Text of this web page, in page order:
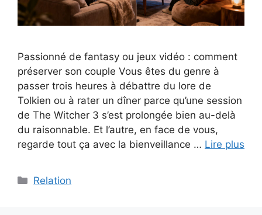
Passionné de fantasy ou jeux vidéo : comment
préserver son couple Vous êtes du genre à
passer trois heures à débattre du lore de
Tolkien ou à rater un dîner parce qu’une session
de The Witcher 3 s’est prolongée bien au-delà
du raisonnable. Et l’autre, en face de vous,
regarde tout ça avec la bienveillance … Lire plus
Catégories
Relation